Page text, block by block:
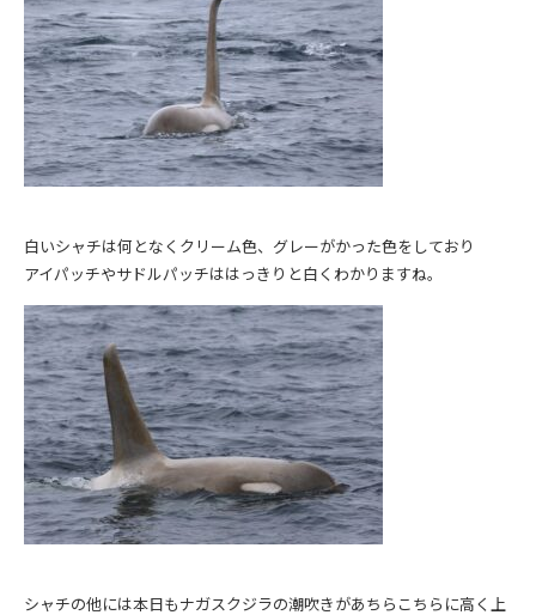
白いシャチは何となくクリーム色、グレーがかった色をしており
アイパッチやサドルパッチははっきりと白くわかりますね。
シャチの他には本日もナガスクジラの潮吹きがあちらこちらに高く上